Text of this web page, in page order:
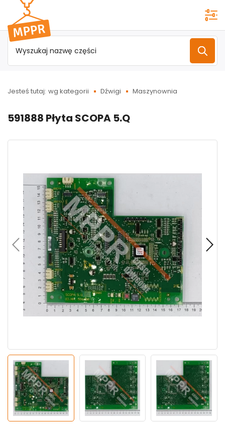
Przejdź do
menu
głównego
Jesteś tutaj: wg kategorii Dźwigi Maszynownia
591888 Płyta SCOPA 5.Q